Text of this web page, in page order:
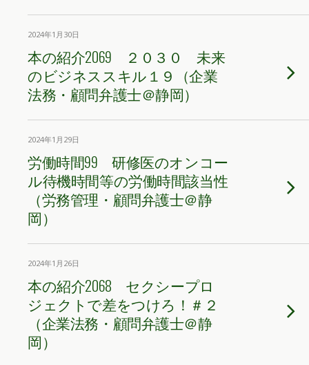
2024年1月30日
本の紹介2069 ２０３０ 未来
のビジネススキル１９（企業
法務・顧問弁護士＠静岡）
2024年1月29日
労働時間99 研修医のオンコー
ル待機時間等の労働時間該当性
（労務管理・顧問弁護士＠静
岡）
2024年1月26日
本の紹介2068 セクシープロ
ジェクトで差をつけろ！＃２
（企業法務・顧問弁護士＠静
岡）